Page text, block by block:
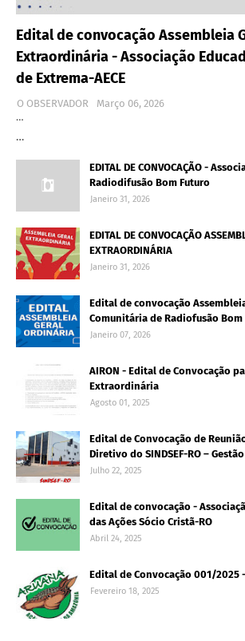
Edital de convocação Assembleia
Extraordinária - Associação
de Extrema-AECE
O OBSERVADOR
Março 06, 2026
…
…
EDITAL DE CONVOCAÇÃO -
Radiodifusão Bom Futuro
Janeiro 31, 2026
EDITAL DE CONVOCAÇÃO
EXTRAORDINÁRIA
Janeiro 31, 2026
Edital de convocação
Comunitária de Radiofusão Bom
Janeiro 07, 2026
AIRON - Edital de Convocação
Extraordinária
Agosto 01, 2025
Edital de Convocação de
Diretivo do SINDSEF-RO –
Julho 22, 2025
Edital de convocação -
das Ações Sócio Cristã-RO
Abril 24, 2025
Edital de Convocação 001/2025 -
Fevereiro 18, 2025